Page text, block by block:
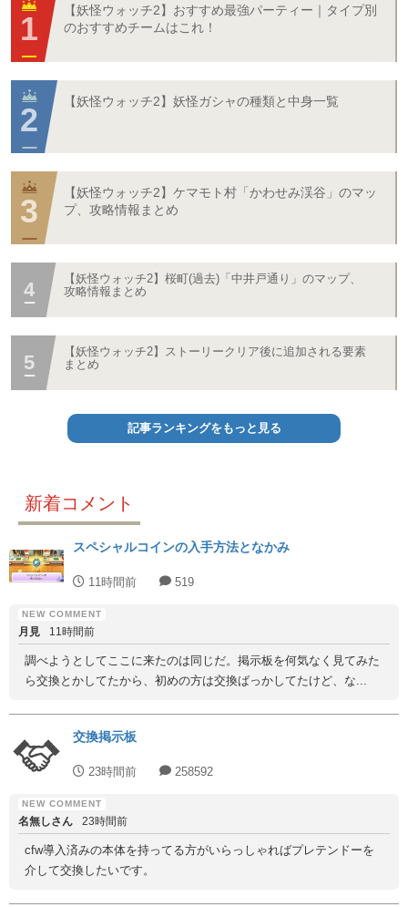
【妖怪ウォッチ2】おすすめ最強パーティー｜タイプ別
のおすすめチームはこれ！
【妖怪ウォッチ2】妖怪ガシャの種類と中身一覧
【妖怪ウォッチ2】ケマモト村「かわせみ渓谷」のマッ
プ、攻略情報まとめ
【妖怪ウォッチ2】桜町(過去)「中井戸通り」のマップ、
攻略情報まとめ
【妖怪ウォッチ2】ストーリークリア後に追加される要素
まとめ
記事ランキングをもっと見る
新着コメント
スペシャルコインの入手方法となかみ
11時間前 519
月見 11時間前
調べようとしてここに来たのは同じだ。掲示板を何気なく見てみた
ら交換とかしてたから、初めの方は交換ばっかしてたけど、な...
交換掲示板
23時間前 258592
名無しさん 23時間前
cfw導入済みの本体を持ってる方がいらっしゃればプレテンドーを
介して交換したいです。